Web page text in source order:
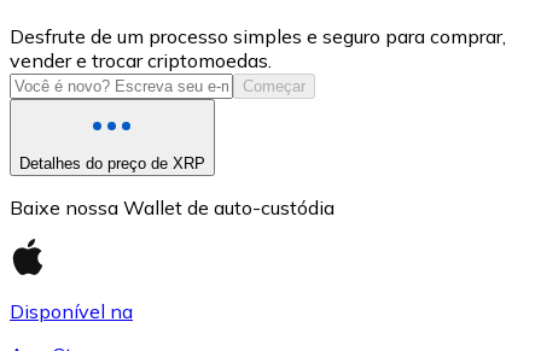
USD Coin
USDC
Desfrute de um processo simples e seguro para comprar,
vender e trocar criptomoedas.
Começar
Detalhes do preço de XRP
Baixe nossa Wallet de auto-custódia
Disponível na